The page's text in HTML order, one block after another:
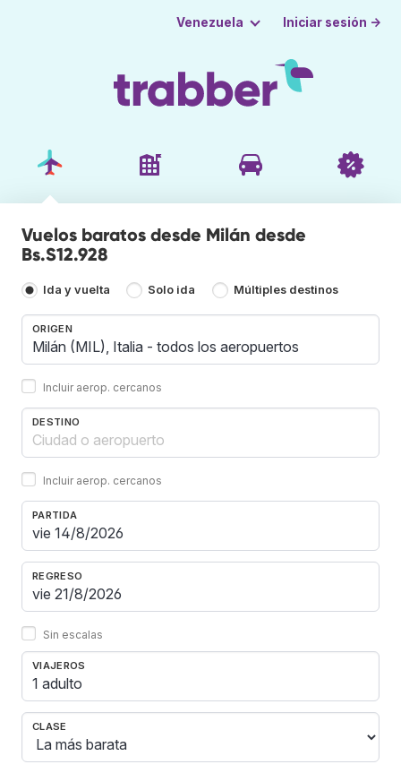
Venezuela Iniciar sesión →
Vuelos baratos desde Milán desde
Bs.S12.928
Ida y vuelta Solo ida Múltiples destinos
ORIGEN
Incluir aerop. cercanos
DESTINO
Incluir aerop. cercanos
PARTIDA
REGRESO
Sin escalas
VIAJEROS
1 adulto
CLASE